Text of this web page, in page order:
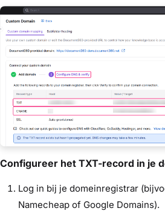
Configureer het TXT-record in je
Log in bij je domeinregistrar
Namecheap of Google Domains).